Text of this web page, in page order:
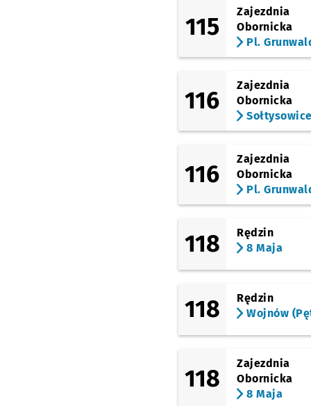
115
Zajezdnia
Obornicka
Pl.
116
Zajezdnia
Obornicka
Sołtysowice
116
Zajezdnia
Obornicka
Pl.
118
Rędzin
8 Maja
118
Rędzin
Wojnów
118
Zajezdnia
Obornicka
8 Maja